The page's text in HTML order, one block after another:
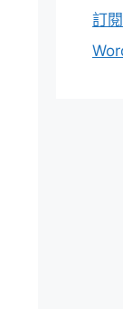
訂